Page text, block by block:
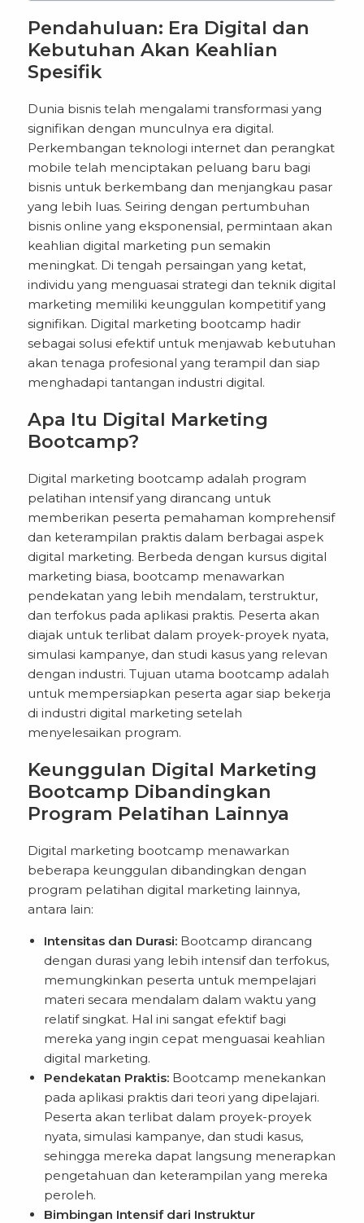
Pendahuluan: Era Digital dan
Kebutuhan Akan Keahlian
Spesifik
Dunia bisnis telah mengalami transformasi yang
signifikan dengan munculnya era digital.
Perkembangan teknologi internet dan perangkat
mobile telah menciptakan peluang baru bagi
bisnis untuk berkembang dan menjangkau pasar
yang lebih luas. Seiring dengan pertumbuhan
bisnis online yang eksponensial, permintaan akan
keahlian digital marketing pun semakin
meningkat. Di tengah persaingan yang ketat,
individu yang menguasai strategi dan teknik digital
marketing memiliki keunggulan kompetitif yang
signifikan. Digital marketing bootcamp hadir
sebagai solusi efektif untuk menjawab kebutuhan
akan tenaga profesional yang terampil dan siap
menghadapi tantangan industri digital.
Apa Itu Digital Marketing
Bootcamp?
Digital marketing bootcamp adalah program
pelatihan intensif yang dirancang untuk
memberikan peserta pemahaman komprehensif
dan keterampilan praktis dalam berbagai aspek
digital marketing. Berbeda dengan kursus digital
marketing biasa, bootcamp menawarkan
pendekatan yang lebih mendalam, terstruktur,
dan terfokus pada aplikasi praktis. Peserta akan
diajak untuk terlibat dalam proyek-proyek nyata,
simulasi kampanye, dan studi kasus yang relevan
dengan industri. Tujuan utama bootcamp adalah
untuk mempersiapkan peserta agar siap bekerja
di industri digital marketing setelah
menyelesaikan program.
Keunggulan Digital Marketing
Bootcamp Dibandingkan
Program Pelatihan Lainnya
Digital marketing bootcamp menawarkan
beberapa keunggulan dibandingkan dengan
program pelatihan digital marketing lainnya,
antara lain:
Intensitas dan Durasi: Bootcamp dirancang
dengan durasi yang lebih intensif dan terfokus,
memungkinkan peserta untuk mempelajari
materi secara mendalam dalam waktu yang
relatif singkat. Hal ini sangat efektif bagi
mereka yang ingin cepat menguasai keahlian
digital marketing.
Pendekatan Praktis: Bootcamp menekankan
pada aplikasi praktis dari teori yang dipelajari.
Peserta akan terlibat dalam proyek-proyek
nyata, simulasi kampanye, dan studi kasus,
sehingga mereka dapat langsung menerapkan
pengetahuan dan keterampilan yang mereka
peroleh.
Bimbingan Intensif dari Instruktur